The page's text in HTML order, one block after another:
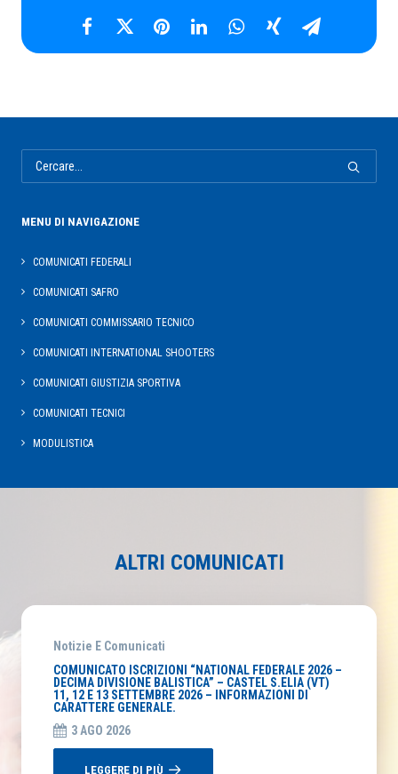
MENU DI NAVIGAZIONE
COMUNICATI FEDERALI
COMUNICATI SAFRO
COMUNICATI COMMISSARIO TECNICO
COMUNICATI INTERNATIONAL SHOOTERS
COMUNICATI GIUSTIZIA SPORTIVA
COMUNICATI TECNICI
MODULISTICA
ALTRI COMUNICATI
Notizie E Comunicati
COMUNICATO ISCRIZIONI “NATIONAL FEDERALE 2026 –
DECIMA DIVISIONE BALISTICA” – CASTEL S.ELIA (VT)
11, 12 E 13 SETTEMBRE 2026 – INFORMAZIONI DI
CARATTERE GENERALE.
3 AGO 2026
LEGGERE DI PIÙ